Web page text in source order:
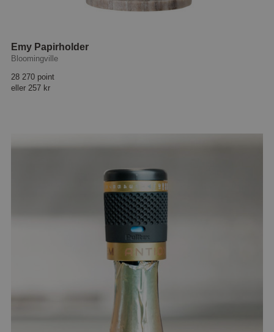
Emy Papirholder
Bloomingville
28 270 point
eller 257 kr